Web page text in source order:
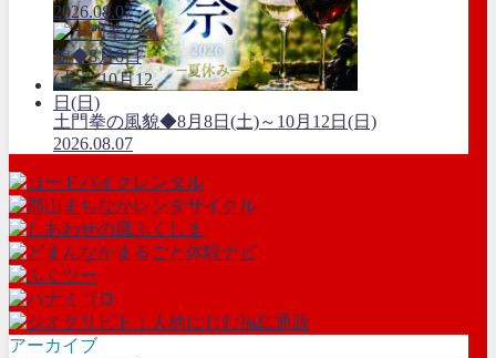
2026.08.07
土門拳の風貌◆8月8日(土)～10月12日(日)
2026.08.07
アーカイブ